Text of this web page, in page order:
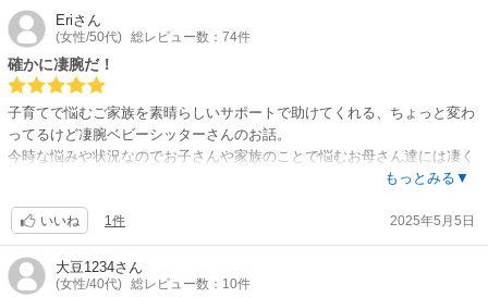
Eriさん
(女性/50代) 総レビュー数：74件
確かに凄腕だ！
子育てで悩むご家族を素晴らしいサポートで助けてくれる、ちょっと変わ
ってるけど凄腕ベビーシッターさんのお話。
今時な悩みや状況なのでお子さんや家族のことで悩むお母さん達には凄く
刺さるだろうし、解決した後のスッキリ感がたまんないんじゃないかな。
なのもあったしね。
絵も可愛いし面白くて私も一気に読んじゃいました。
まあ、お父さん達も性根悪い人達じゃないだろうけど、本当にいたらこう
はならないかもとは思いました。
もっとみる▼
いいね 1件 2025年5月5日
大豆1234さん
(女性/40代) 総レビュー数：10件